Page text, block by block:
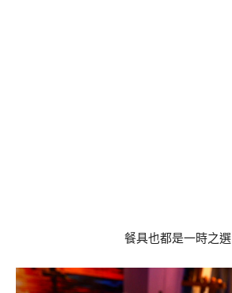
餐具也都是一時之選